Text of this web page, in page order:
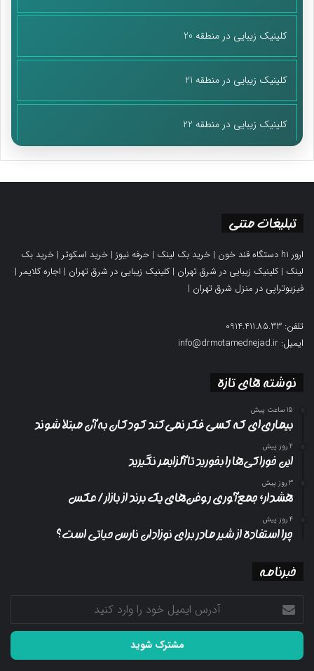
کلینیک زیبایی در منطقه 20
کلینیک زیبایی در منطقه 21
کلینیک زیبایی در منطقه 22
تبلیغات متنی
ارور h1 دستگاه قند خون | خرید بک لینک | حرفه نیوز | خرید اسکوتر | خرید بک
لینک |کلینیک زیبایی در شرق تهران |کلینیک زیبایی در شرق تهران | اجاره کلایمر |
فیزیوتراپی در منزل شرق تهران |
تلفن: 0914.411.85.33
ایمیل: info@drmotamednejad.ir
نوشته های تازه
15 ساعت پیش
بیماری‌ای که کسی فکر نمی‌کند کودکان به آن مبتلا شوند
2 روز پیش
این خوراکی‌ها را بخورید تا آلزایمر نگیرید
3 روز پیش
هشدار؛ جمع‌آوری روغن‌های یک برند از بازار/ عکس
4 روز پیش
چرا استفاده از شیر مادر برای نوزادان نارس حیاتی است؟
خبرنامه
آدرس
ایمیل
خود
وارد